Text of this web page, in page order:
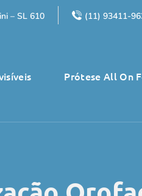
– SL 610 (11) 93411-
Prótese All On